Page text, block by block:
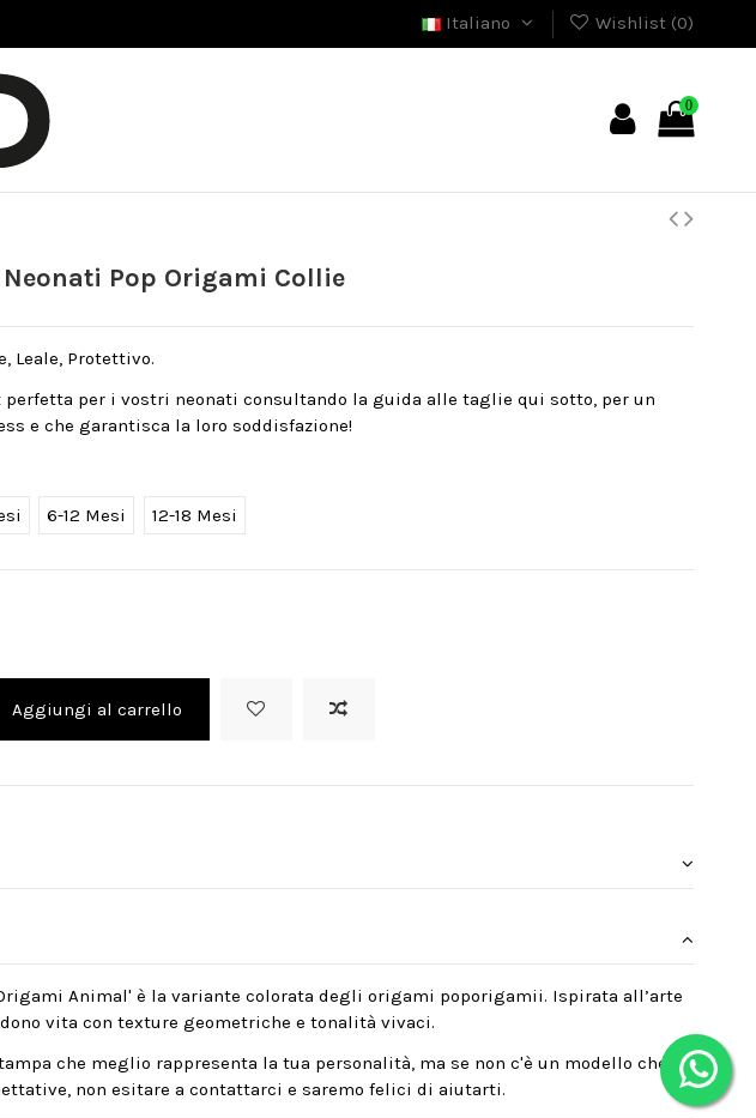
Italiano Wishlist (0)
0
Pop Origami Collie
Leale, Protettivo.
per i vostri neonati consultando la guida alle taglie qui sotto, per un
e che garantisca la loro soddisfazione!
6-12 Mesi 12-18 Mesi
Aggiungi al carrello
Animal' è la variante colorata degli origami poporigamii. Ispirata all’arte
vita con texture geometriche e tonalità vivaci.
che meglio rappresenta la tua personalità, ma se non c'è un modello che
non esitare a contattarci e saremo felici di aiutarti.